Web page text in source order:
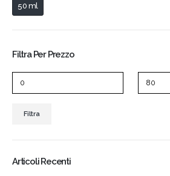
50 ml
Filtra Per Prezzo
Filtra
Articoli Recenti